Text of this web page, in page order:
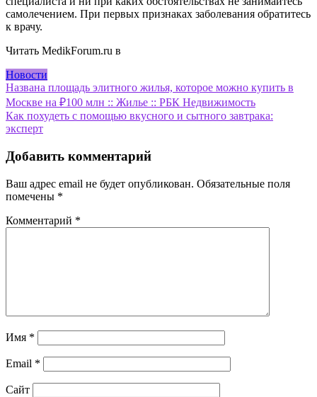
самолечением. При первых признаках заболевания обратитесь
к врачу.
Читать MedikForum.ru в
Новости
Навигация
по
записям
Названа площадь элитного жилья, которое можно купить в
Москве на ₽100 млн :: Жилье :: РБК Недвижимость
Как похудеть с помощью вкусного и сытного завтрака:
эксперт
Добавить комментарий
Ваш адрес email не будет опубликован. Обязательные поля
помечены *
Комментарий *
Имя *
Email *
Сайт